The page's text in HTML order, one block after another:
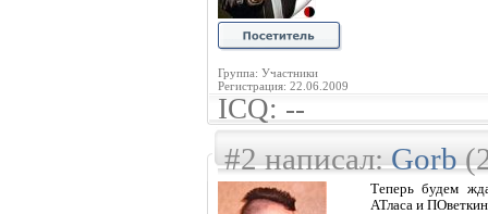
Группа: Участники
Регистрация: 22.06.2009
ICQ: --
#2 написал:Gorb
Теперь будем
АТласа и